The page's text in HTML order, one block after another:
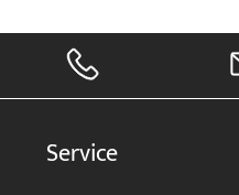
Service